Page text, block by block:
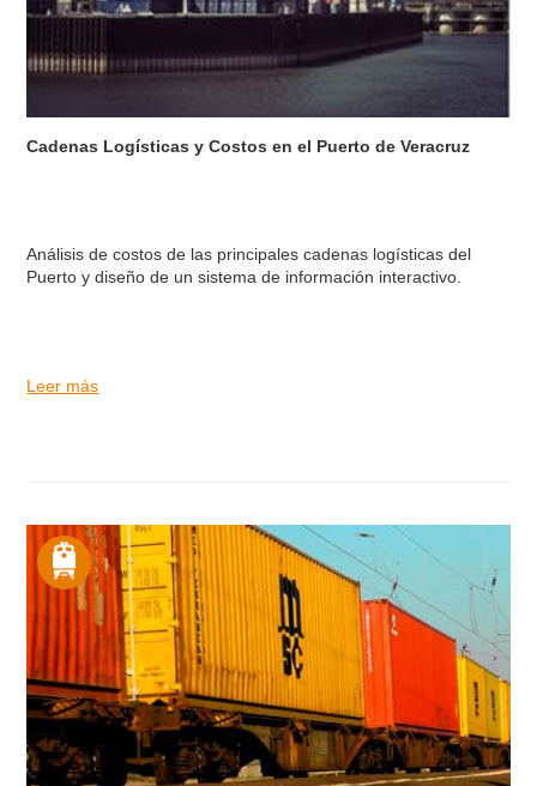
Cadenas Logísticas y Costos en el Puerto de Veracruz
Análisis de costos de las principales cadenas logísticas del
Puerto y diseño de un sistema de información interactivo.
Leer más